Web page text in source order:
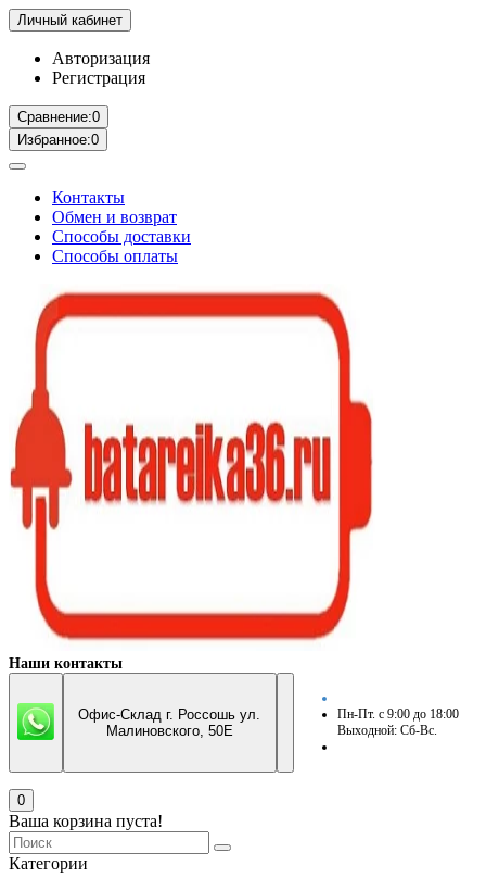
Личный кабинет
Авторизация
Регистрация
Сравнение:0
Избранное:0
Контакты
Обмен и возврат
Способы доставки
Способы оплаты
Наши контакты
Офис-Склад г. Россошь ул.
Малиновского, 50Е
Пн-Пт. с 9:00 до 18:00
Выходной: Сб-Вс.
0
Ваша корзина пуста!
Категории